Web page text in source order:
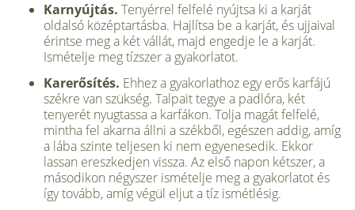
Karnyújtás. Tenyérrel felfelé nyújtsa ki a karját
oldalsó középtartásba. Hajlítsa be a karját, és ujjaival
érintse meg a két vállát, majd engedje le a karját.
Ismételje meg tízszer a gyakorlatot.
Karerősítés. Ehhez a gyakorlathoz egy erős karfájú
székre van szükség. Talpait tegye a padlóra, két
tenyerét nyugtassa a karfákon. Tolja magát felfelé,
mintha fel akarna állni a székből, egészen addig, amíg
a lába szinte teljesen ki nem egyenesedik. Ekkor
lassan ereszkedjen vissza. Az első napon kétszer, a
másodikon négyszer ismételje meg a gyakorlatot és
így tovább, amíg végül eljut a tíz ismétlésig.